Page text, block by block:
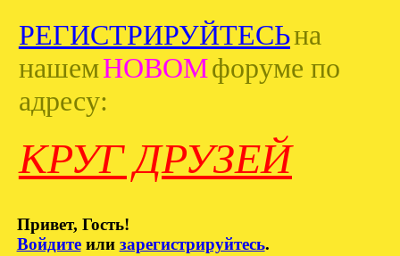
РЕГИСТРИРУЙТЕСЬна
нашемНОВОМфоруме по
адресу:
КРУГ ДРУЗЕЙ
Привет, Гость!
Войдитеили зарегистрируйтесь.